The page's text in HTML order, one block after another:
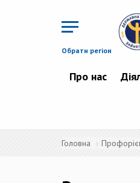
Обрати регіон
Про нас
Головна